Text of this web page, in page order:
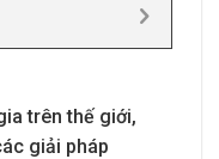
trên thế giới,
giải pháp